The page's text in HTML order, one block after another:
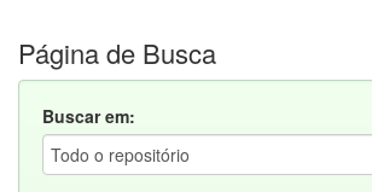
Página de Busca
Buscar em: